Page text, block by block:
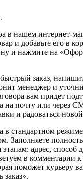
в нашем интернет-
и добавьте его в
и нажмите на
быстрый заказ,
менеджер и
вам придет
на почту или через
и радоваться
в стандартном
Заполняете
адрес, способ
в комментарии к
поможет курьеру